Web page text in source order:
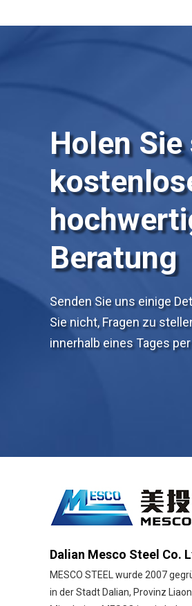
Holen
Beratung
Senden Sie uns einige
Sie nicht, Fragen zu
innerhalb eines Tages
Dalian Mesco Steel Co.
MESCO STEEL wurde 2007
in der Stadt Dalian, Provinz